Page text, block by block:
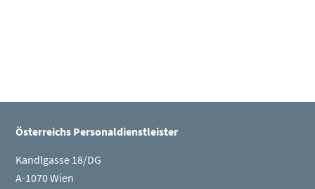
Österreichs Personaldienstleister
Kandlgasse 18/DG
A-1070 Wien